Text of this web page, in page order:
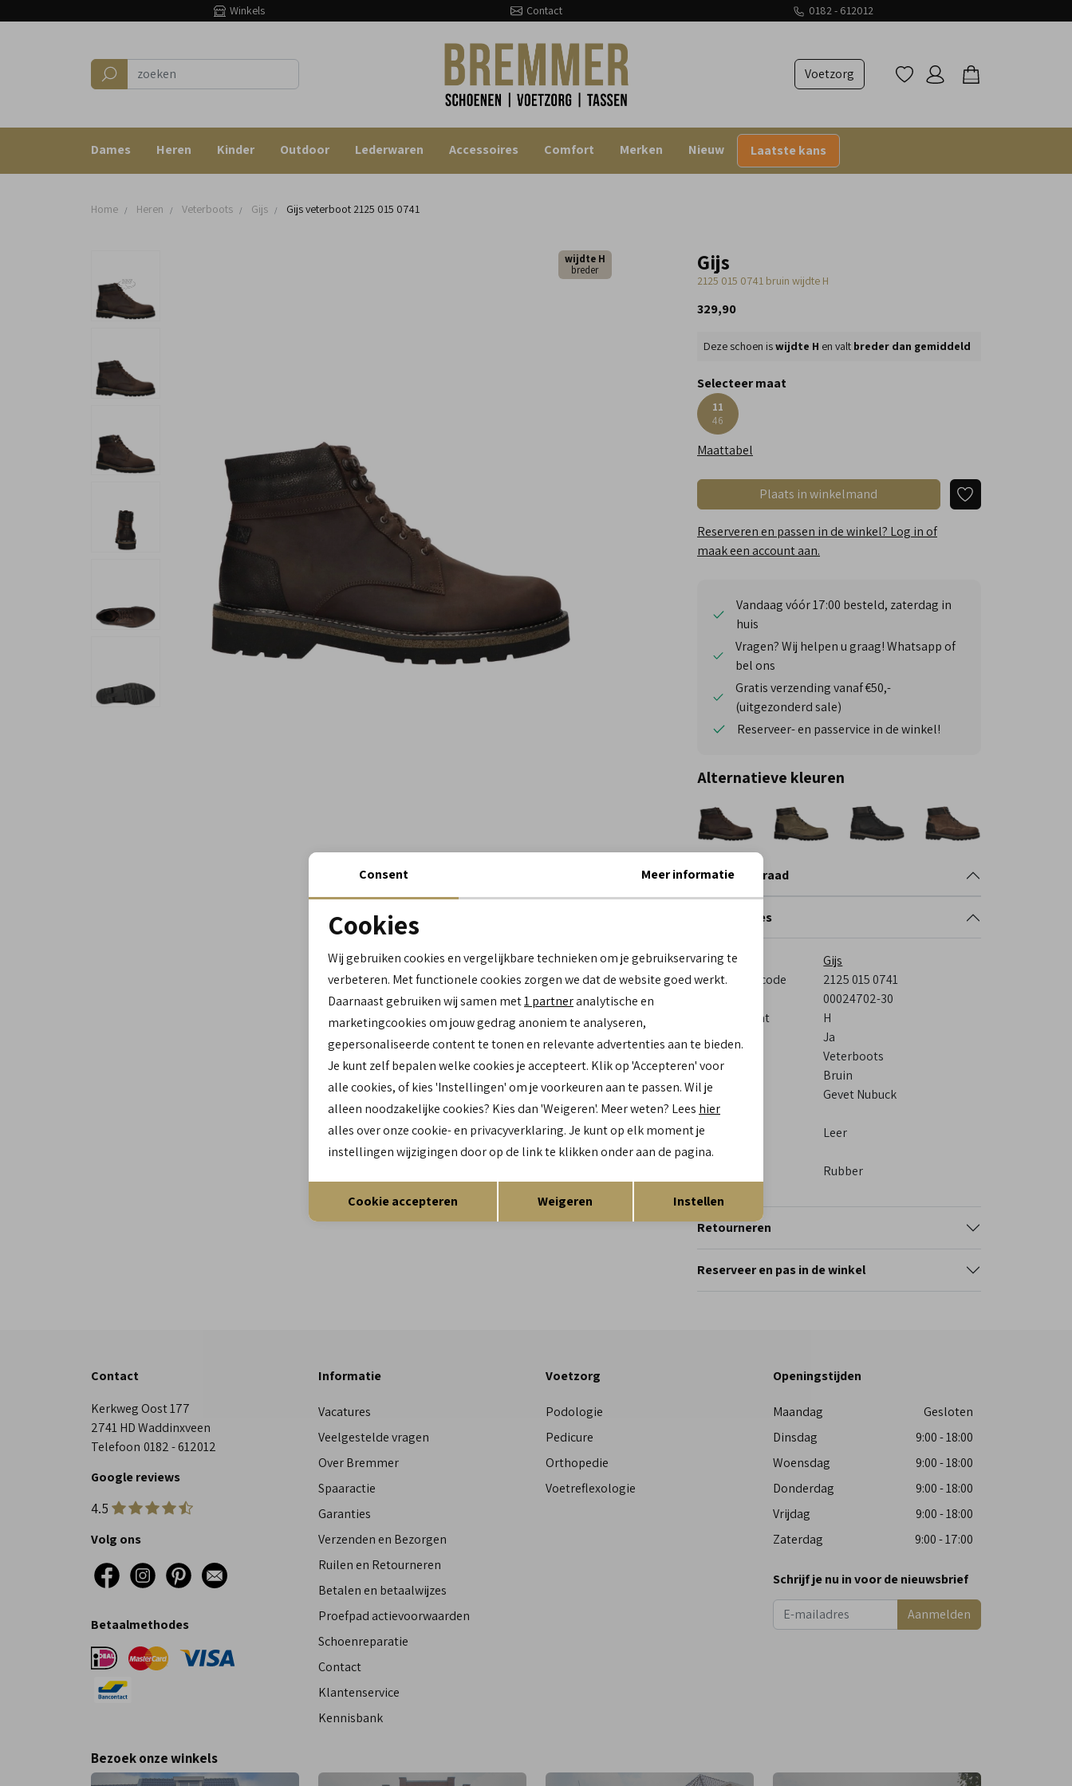
Winkels Contact 0182 - 612012
Voetzorg
Dames Heren Kinder Outdoor Lederwaren Accessoires Comfort Merken Nieuw Laatste kans
Home Heren Veterboots Gijs Gijs veterboot 2125 015 0741
wijdte H
breder
Gijs
2125 015 0741 bruin wijdte H
329,90
Deze schoen iswijdte H en valt breder dan gemiddeld
Selecteer maat
11
46
Maattabel
Plaats in winkelmand
Reserveren en passen in de winkel? Log in of
maak een account aan.
Vandaag vóór 17:00 besteld, zaterdag in
huis
Vragen? Wij helpen u graag! Whatsapp of
bel ons
Gratis verzending vanaf €50,-
(uitgezonderd sale)
Reserveer- en passervice in de winkel!
Alternatieve kleuren
Winkelvoorraad
Specificaties
Merk
Gijs
Leveranciercode
2125 015 0741
00024702-30
Breedtemaat
H
Los voetbed
Ja
Veterboots
Kleur
Bruin
Materiaal
buitenkant
Gevet Nubuck
Materiaal
binnenkant
Leer
Rubber
Retourneren
Reserveer en pas in de winkel
Contact
Kerkweg Oost 177
2741 HD Waddinxveen
Telefoon 0182 - 612012
Google reviews
4.5
Volg ons
Betaalmethodes
Informatie
Vacatures
Veelgestelde vragen
Over Bremmer
Spaaractie
Garanties
Verzenden en Bezorgen
Ruilen en Retourneren
Betalen en betaalwijzes
Proefpad actievoorwaarden
Schoenreparatie
Contact
Klantenservice
Kennisbank
Voetzorg
Podologie
Pedicure
Orthopedie
Voetreflexologie
Openingstijden
Maandag
Gesloten
Dinsdag
9:00 - 18:00
Woensdag
9:00 - 18:00
Donderdag
9:00 - 18:00
Vrijdag
9:00 - 18:00
Zaterdag
9:00 - 17:00
Schrijf je nu in voor de nieuwsbrief
Aanmelden
Bezoek onze winkels
Noodzakelijke cookies
Analytische cookies Marketing cookies
Terug Opslaan
Consent Meer informatie
Cookies
Wij gebruiken cookies en vergelijkbare technieken om je gebruikservaring te
verbeteren. Met functionele cookies zorgen we dat de website goed werkt.
Daarnaast gebruiken wij samen met1 partneranalytische en
marketingcookies om jouw gedrag anoniem te analyseren,
gepersonaliseerde content te tonen en relevante advertenties aan te bieden.
Je kunt zelf bepalen welke cookies je accepteert. Klik op 'Accepteren' voor
alle cookies, of kies 'Instellingen' om je voorkeuren aan te passen. Wil je
alleen noodzakelijke cookies? Kies dan 'Weigeren'. Meer weten? Lees hier
alles over onze cookie- en privacyverklaring. Je kunt op elk moment je
instellingen wijzigingen door op de link te klikken onder aan de pagina.
Cookie accepteren Weigeren Instellen